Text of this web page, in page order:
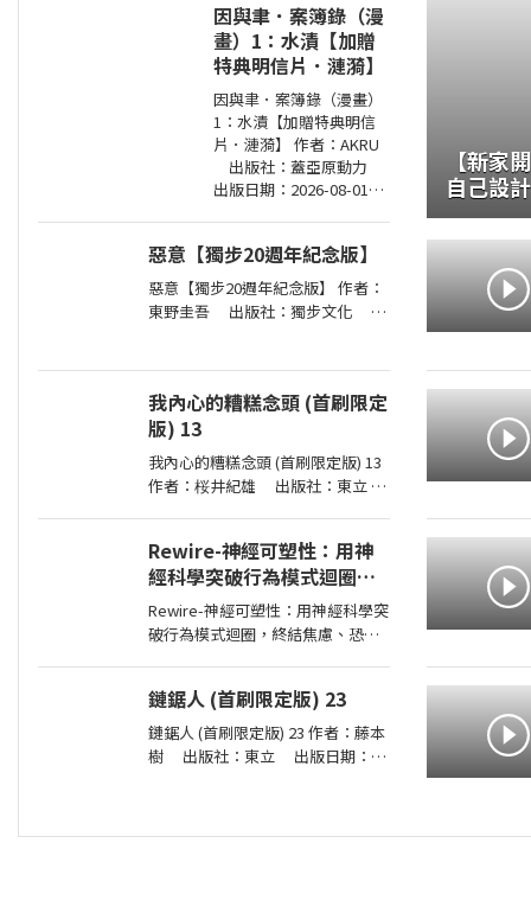
因與聿．案簿錄（漫
畫）1：水漬【加贈
特典明信片．漣漪】
因與聿．案簿錄（漫畫）
1：水漬【加贈特典明信
片．漣漪】 作者：AKRU
出版社：蓋亞原動力
出版日期：2026-08-01
AKRU．輕小說天后護
玄，強強聯手！人與鬼
惡意【獨步20週年紀念版】
惡意【獨步20週年紀念版】 作者：
東野圭吾 出版社：獨步文化 出
列」日本暢銷突破1,000萬冊！ 銷量
我內心的糟糕念頭 (首刷限定
版) 13
我內心的糟糕念頭 (首刷限定版) 13
作者：桜井紀雄 出版社：東立
到來的寒假。京太郎居然面臨得到
山田家寄住的狀況！住在同一個屋
簷
Rewire-神經可塑性：用神
經科學突破行為模式迴圈，
終結焦慮、恐慌和憂鬱，實
現最佳的心理健康
Rewire-神經可塑性：用神經科學突
破行為模式迴圈，終結焦慮、恐慌
Vignola） 出版社：麥田 出版日
期：2024-05-30 00:00:00 ＜內容簡
介＞ 無法
鏈鋸人 (首刷限定版) 23
鏈鋸人 (首刷限定版) 23 作者：藤本
樹 出版社：東立 出版日期：
【新家
自己設
100萬！